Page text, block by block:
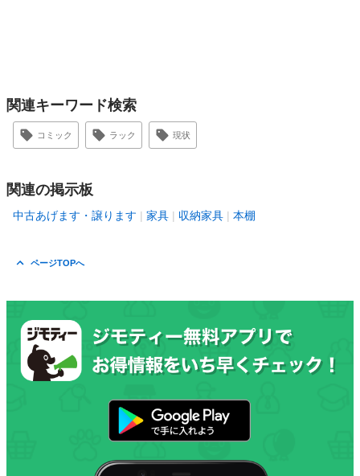
関連キーワード検索
コミック ラック 現状
関連の掲示板
中古あげます・譲ります 家具 収納家具 本棚
ページTOPへ